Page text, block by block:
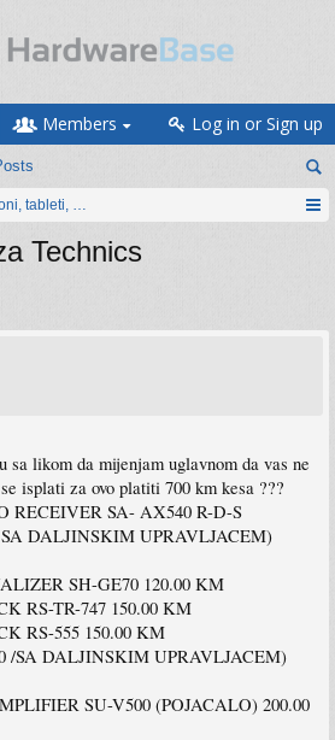
Members Log in or Sign up
tableti, satovi, IoT oprema
Technics
sa likom da mijenjam uglavnom da vas ne
isplati za ovo platiti 700 km kesa ???
RECEIVER SA- AX540 R-D-S
DALJINSKIM UPRAVLJACEM)
SH-GE70 120.00 KM
RS-TR-747 150.00 KM
RS-555 150.00 KM
/SA DALJINSKIM UPRAVLJACEM)
SU-V500 (POJACALO) 200.00